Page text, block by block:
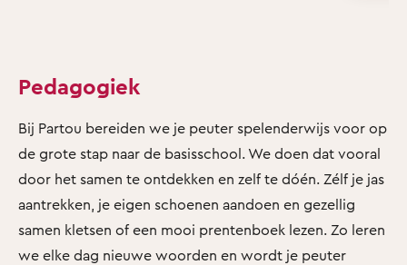
Pedagogiek
Bij Partou bereiden we je peuter spelenderwijs voor op
de grote stap naar de basisschool. We doen dat vooral
door het samen te ontdekken en zelf te dóén. Zélf je jas
aantrekken, je eigen schoenen aandoen en gezellig
samen kletsen of een mooi prentenboek lezen. Zo leren
we elke dag nieuwe woorden en wordt je peuter